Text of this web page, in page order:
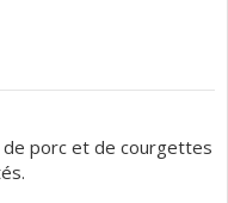
de porc et de courgettes